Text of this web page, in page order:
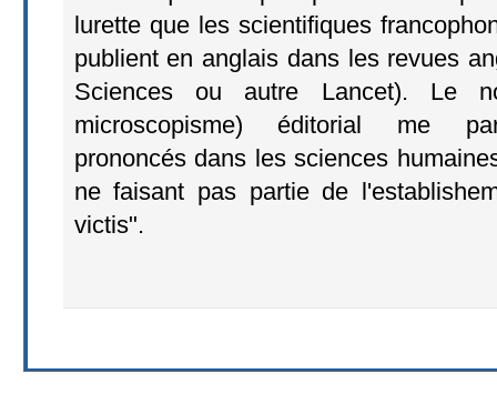
lurette que les scientifiques
publient en anglais dans les revues
Sciences ou autre Lancet). Le
microscopisme) éditorial me
prononcés dans les sciences
ne faisant pas partie de
victis".